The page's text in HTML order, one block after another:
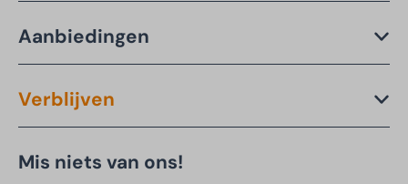
Aanbiedingen
Verblijven
Mis niets van ons!